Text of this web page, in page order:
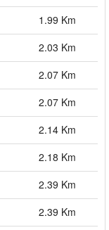
1.99 Km
2.03 Km
2.07 Km
2.07 Km
2.14 Km
2.18 Km
2.39 Km
2.39 Km